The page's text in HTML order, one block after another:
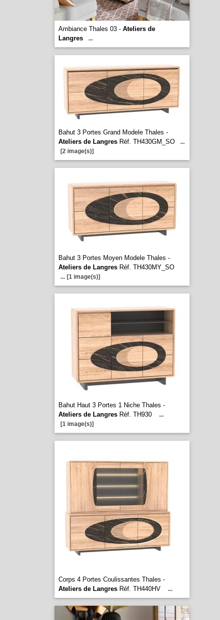
Ambiance Thales 03 - Ateliers de
Langres
...
Bahut 3 Portes Grand Modele Thales -
Ateliers de LangresRéf. TH430GM_SO
...
[2 image(s)]
Bahut 3 Portes Moyen Modele Thales -
Ateliers de LangresRéf. TH430MY_SO
... [1 image(s)]
Bahut Haut 3 Portes 1 Niche Thales -
Ateliers de LangresRéf. TH930
...
[1 image(s)]
Corps 4 Portes Coulissantes Thales -
Ateliers de LangresRéf. TH440HV ...